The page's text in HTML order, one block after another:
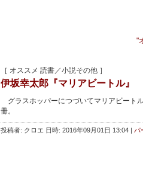
"
［ オススメ 読書／小説その他 ］
伊坂幸太郎『マリアビートル』
グラスホッパーにつづいてマリアビート
冊。
投稿者: クロエ 日時: 2016年09月01日 13:04 | パ